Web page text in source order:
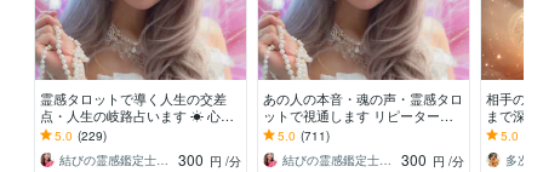
霊感タロットで導く人生の交差
点・人生の岐路占います ☀ 心の
奥深くに隠れた道を照らし、希望
の光へと導くガイド☀
5.0 (229)
結びの霊感鑑定士♡心の守護者優真（ゆうま
300 円 /分
あの人の本音・魂の声・霊感タロ
ットで視通します リピーター続
出♡悩める恋愛・人間関係・生き
方の迷いに！
5.0 (711)
結びの霊感鑑定士♡心の守護者優真（ゆうま
300 円 /分
相手の
まで深
思って
タロッ
5.0